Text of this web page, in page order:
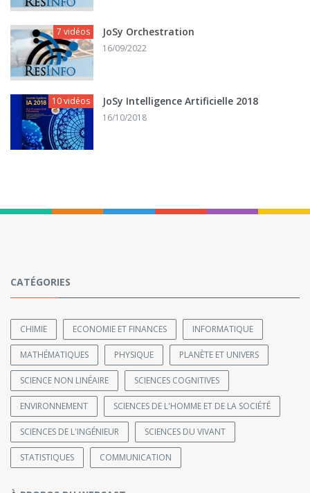
7 vidéos JoSy Orchestration
16/09/2022
10 vidéos JoSy Intelligence Artificielle 2018
16/10/2018
CATÉGORIES
CHIMIE ECONOMIE ET FINANCES INFORMATIQUE
MATHÉMATIQUES PHYSIQUE PLANÈTE ET UNIVERS
SCIENCE NON LINÉAIRE SCIENCES COGNITIVES
ENVIRONNEMENT SCIENCES DE L'HOMME ET DE LA SOCIÉTÉ
SCIENCES DE L'INGÉNIEUR SCIENCES DU VIVANT
STATISTIQUES COMMUNICATION